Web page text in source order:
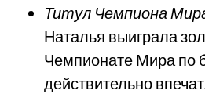
Титул Чемпиона
Наталья выиграла
Чемпионате Мира по
действительно